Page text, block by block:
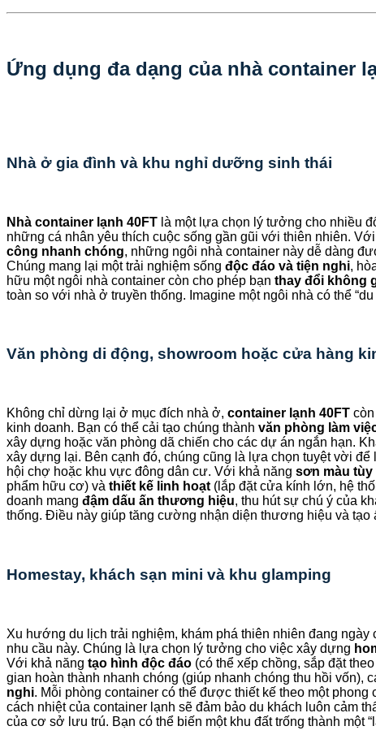
Ứng dụng đa dạng của nhà container
Nhà ở gia đình và khu nghỉ dưỡng sinh thái
Nhà container lạnh 40FT là một lựa chọn lý tưởng cho nhiều
những cá nhân yêu thích cuộc sống gần gũi với thiên nhiên.
công nhanh chóng, những ngôi nhà container này dễ dàng
Chúng mang lại một trải nghiệm sống độc đáo và tiện nghi,
hữu một ngôi nhà container còn cho phép bạn thay đổi không
toàn so với nhà ở truyền thống. Imagine một ngôi nhà có thể
Văn phòng di động, showroom hoặc cửa hàng
Không chỉ dừng lại ở mục đích nhà ở, container lạnh 40FT
kinh doanh. Bạn có thể cải tạo chúng thành văn phòng làm
xây dựng hoặc văn phòng dã chiến cho các dự án ngắn hạn.
xây dựng lại. Bên cạnh đó, chúng cũng là lựa chọn tuyệt vời để
hội chợ hoặc khu vực đông dân cư. Với khả năng sơn màu tùy
phẩm hữu cơ) và thiết kế linh hoạt (lắp đặt cửa kính lớn, hệ
doanh mang đậm dấu ấn thương hiệu, thu hút sự chú ý của
thống. Điều này giúp tăng cường nhận diện thương hiệu và
Homestay, khách sạn mini và khu glamping
Xu hướng du lịch trải nghiệm, khám phá thiên nhiên đang ngày
nhu cầu này. Chúng là lựa chọn lý tưởng cho việc xây dựng
Với khả năng tạo hình độc đáo (có thể xếp chồng, sắp đặt
gian hoàn thành nhanh chóng (giúp nhanh chóng thu hồi
nghi. Mỗi phòng container có thể được thiết kế theo một
cách nhiệt của container lạnh sẽ đảm bảo du khách luôn cảm
của cơ sở lưu trú. Bạn có thể biến một khu đất trống thành một